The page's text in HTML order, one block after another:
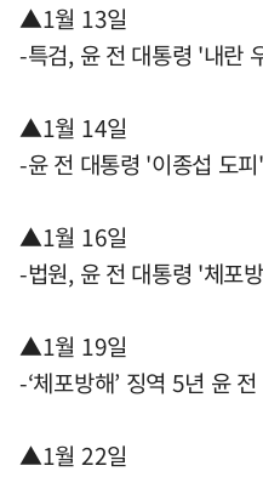
▲1월 13일
-특검, 윤 전 대통령 '내란
▲1월 14일
-윤 전 대통령 '이종섭 도
▲1월 16일
-법원, 윤 전 대통령 '체포
▲1월 19일
-‘체포방해’ 징역 5년 윤
▲1월 22일